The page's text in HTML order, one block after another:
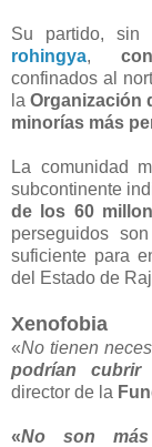
Su partido, sin
rohingya,
confinados al
laOrganización
minorías más
La comunidad
subcontinente
de los 60
perseguidos
suficiente para
del Estado de
Xenofobia
«No tienen
podrían cubrir
director de la
«No son